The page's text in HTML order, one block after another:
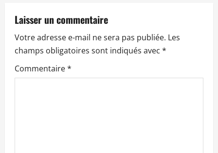
i
o
n
Laisser un commentaire
Votre adresse e-mail ne sera pas publiée. Les
champs obligatoires sont indiqués avec *
Commentaire*